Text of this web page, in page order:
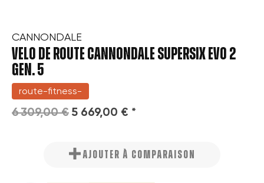
CANNONDALE
VELO DE ROUTE CANNONDALE SUPERSIX EVO 2
GEN. 5
route-fitness-
6 309,00 € 5 669,00 € *
AJOUTER À COMPARAISON